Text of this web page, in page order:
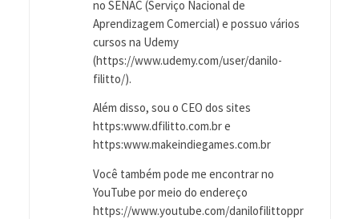
no SENAC (Serviço Nacional de
Aprendizagem Comercial) e possuo vários
cursos na Udemy
(https://www.udemy.com/user/danilo-
filitto/).
Além disso, sou o CEO dos sites
https:www.dfilitto.com.br e
https:www.makeindiegames.com.br
Você também pode me encontrar no
YouTube por meio do endereço
https://www.youtube.com/danilofilittoppr